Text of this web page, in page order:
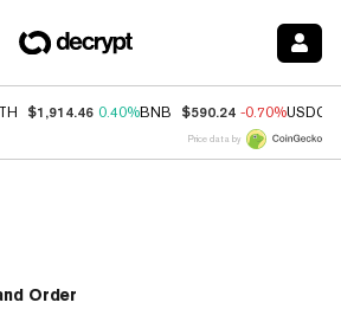
$1,914.46 0.40%BNB $590.24 -0.70%USDC
Price data by
Order